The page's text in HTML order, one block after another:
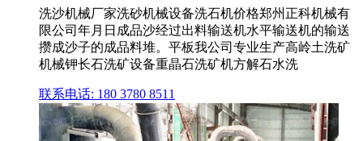
洗沙机械厂家洗砂机械设备洗石机价格郑州正科机械有
限公司年月日成品沙经过出料输送机水平输送机的输送
攒成沙子的成品料堆。平板我公司专业生产高岭土洗矿
机械钾长石洗矿设备重晶石洗矿机方解石水洗
联系电话: 180 3780 8511